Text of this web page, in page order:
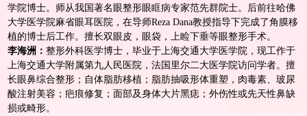
学院博士。师从我国著名眼整形眼眶病专家范先群院士。后前往哈佛
大学医学院麻省眼耳医院，在导师Reza Dana教授指导下完成了角膜移
植的博士后工作。擅长双眼皮，眼袋，上睑下垂等眼整形手术。
李海洲：整形外科医学博士，毕业于上海交通大学医学院，现工作于
上海交通大学附属第九人民医院，法国里尔二大医学院访问学者。擅
长眼鼻综合整形；自体脂肪移植；脂肪抽吸形体重塑，肉毒素、玻尿
酸注射美容；疤痕修复；面部及身体大片黑痣；外伤性或先天性鼻缺
损或畸形。